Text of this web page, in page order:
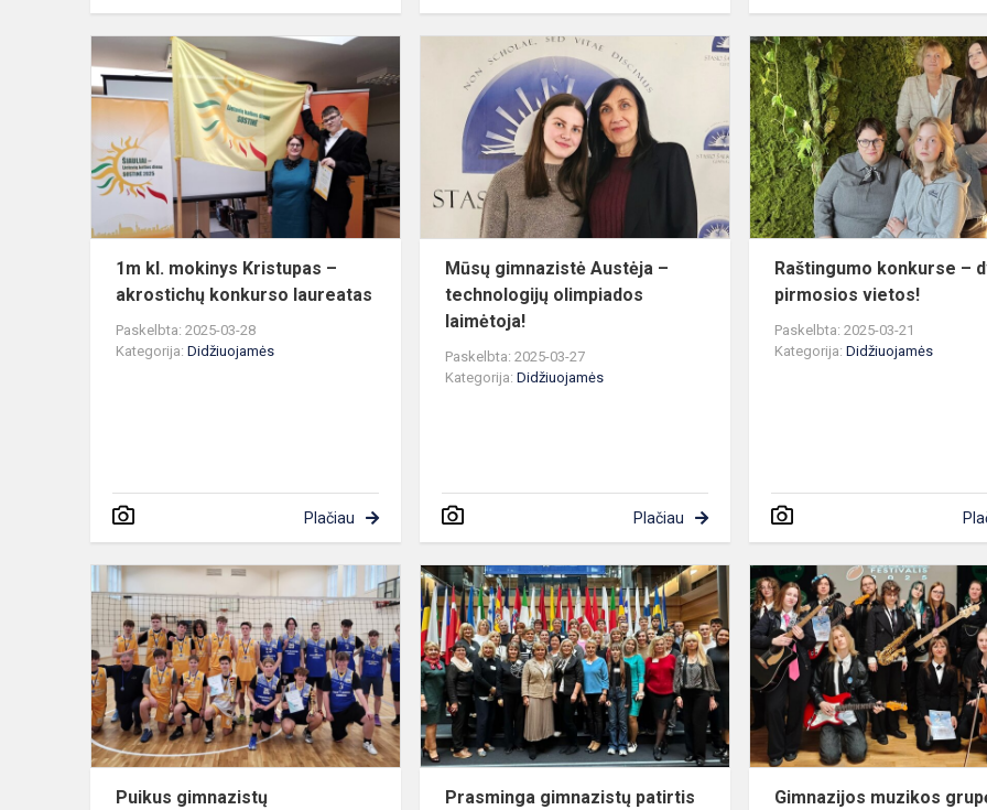
kl.
Kristupas
akrostichų
konkurso
1m kl. mokinys Kristupas –
akrostichų konkurso laureatas
Paskelbta: 2025-03-28
Kategorija: Didžiuojamės
Plačiau
Mūsų
gimnazistė
Austėja
–
technologijų
olimpiados
laimėtoja...
Mūsų gimnazistė Austėja –
technologijų olimpiados
laimėtoja!
Paskelbta: 2025-03-27
Kategorija:Didžiuojamės
Plačiau
Raštingumo konkurse –
pirmosios vietos!
Paskelbta: 2025-03-21
Kategorija:Didžiuojamės
Puikus
gimnazistų
pasirodymas
tinklinio
varžybose
Puikus gimnazistų
Prasminga
gimnazistų
patirtis
Europos
Parlamente
Strasbūre
Prasminga gimnazistų patirtis
Gimnazijos muzikos